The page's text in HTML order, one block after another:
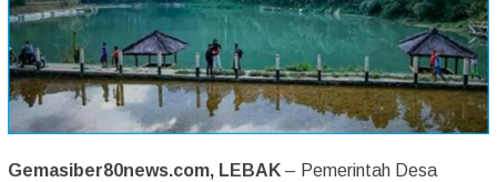
Gemasiber80news.com, LEBAK – Pemerintah Desa